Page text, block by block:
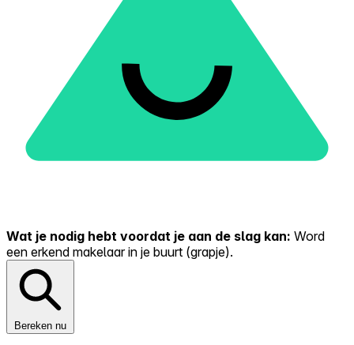
Wat je nodig hebt voordat je aan de slag kan: Word
een erkend makelaar in je buurt (grapje).
Bereken nu